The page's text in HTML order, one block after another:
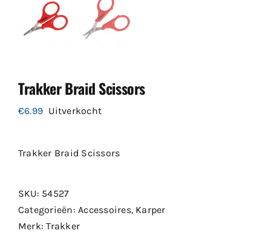
Trakker Braid Scissors
€6.99 Uitverkocht
Trakker Braid Scissors
SKU: 54527
Categorieën:Accessoires, Karper
Merk:Trakker